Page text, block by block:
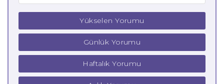
Yükselen Yorumu
Günlük Yorumu
Haftalık Yorumu